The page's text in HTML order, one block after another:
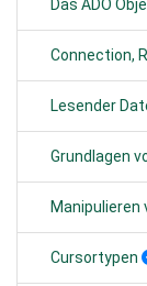
Das ADO
Connection,
Lesender
Grundlagen
Manipulieren
Cursortypen